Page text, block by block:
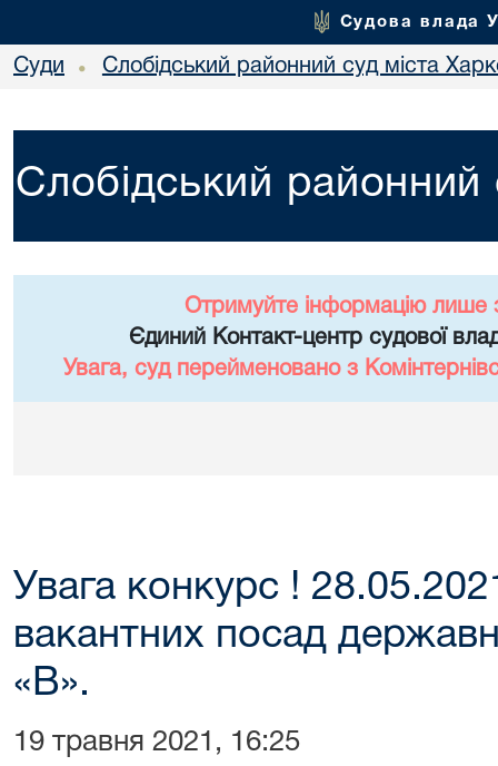
Судова влада
Суди • Слобідський районний суд міста
Слобідський районний
Отримуйте інформацію лише
Єдиний Контакт-центр судової
Увага, суд перейменовано з
Увага конкурс !
вакантних посад
«В».
19 травня 2021, 16:25